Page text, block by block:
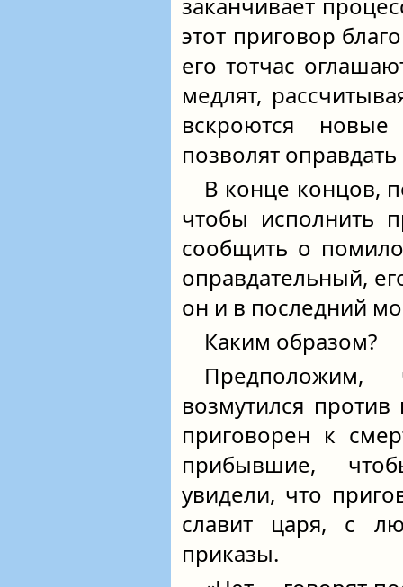
этот приговор
его тотчас
медлят,
вскроются новые
позволят
В конце концов,
чтобы исполнить
сообщить о
оправдательный,
он и в последний
Каким образом?
возмутился
приговорен к
прибывшие,
увидели, что
славит царя, с
приказы.